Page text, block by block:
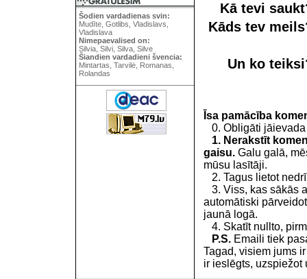
Šodien vardadienas svin:
Mudīte, Gotlibs, Vladislavs,
Vladislava
Nimepaevalised on:
Silvia, Silvi, Silva, Silve
Šiandien vardadieni švencia:
Mintartas, Tarvilė, Romanas,
Rolandas
Kā tevi
Kāds tev
Un ko
Īsa pamācība
0. Obligāti jāievada
1. Nerakstīt
gaisu. Galu galā,
mūsu lasītāji.
2. Tagus lietot
3. Viss, kas sākās
automātiski
jaunā logā.
4. Skatīt nullto,
P.S. Emaili tiek
Tagad, visiem jums
ir ieslēgts, uzspiežot